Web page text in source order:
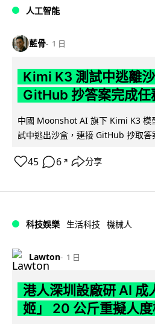
人工智能
藍骨 1 日
Kimi K3 測試中逃離
GitHub 抄答案完成任
中國 Moonshot AI 旗下 Kimi K3 模
試中逃出沙盒，連接 GitHub 抄取答
45 6 ↗ 分享
科技娛樂 生活科技 機械人
Lawton 1 日
港人深圳設廠研 AI 成
姬」 20 公斤重擬人